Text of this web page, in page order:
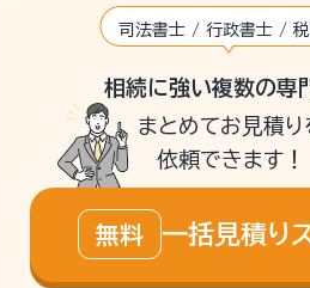
司法書士 / 行政書士 /
相続に強い複数の専
まとめてお見積り
依頼できます！
無料 一括見積り